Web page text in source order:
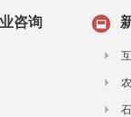
咨询